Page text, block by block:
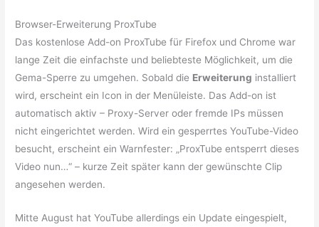
Browser-Erweiterung ProxTube
Das kostenlose Add-on ProxTube für Firefox und Chrome war
lange Zeit die einfachste und beliebteste Möglichkeit, um die
Gema-Sperre zu umgehen. Sobald die Erweiterung installiert
wird, erscheint ein Icon in der Menüleiste. Das Add-on ist
automatisch aktiv – Proxy-Server oder fremde IPs müssen
nicht eingerichtet werden. Wird ein gesperrtes YouTube-Video
besucht, erscheint ein Warnfester: „ProxTube entsperrt dieses
Video nun…“ – kurze Zeit später kann der gewünschte Clip
angesehen werden.
Mitte August hat YouTube allerdings ein Update eingespielt,